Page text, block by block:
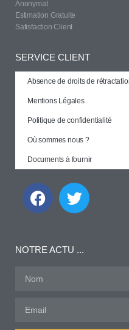
Anonymat
Estimation Gratuite
Satisfaction Client
SERVICE CLIENT
Absence de droits de
Mentions Légales
Politique de confidentialité
Où sommes nous ?
Documents à fournir
NOTRE ACTU ...